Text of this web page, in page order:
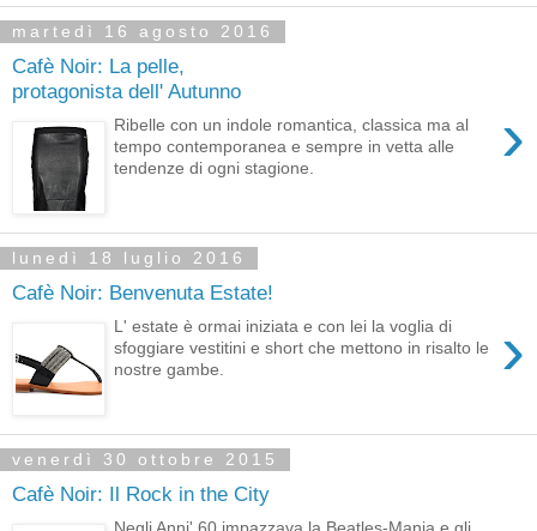
martedì 16 agosto 2016
Cafè Noir: La pelle,
protagonista dell' Autunno
›
Ribelle con un indole romantica, classica ma al
tempo contemporanea e sempre in vetta alle
tendenze di ogni stagione.
lunedì 18 luglio 2016
Cafè Noir: Benvenuta Estate!
›
L' estate è ormai iniziata e con lei la voglia di
sfoggiare vestitini e short che mettono in risalto le
nostre gambe.
venerdì 30 ottobre 2015
Cafè Noir: Il Rock in the City